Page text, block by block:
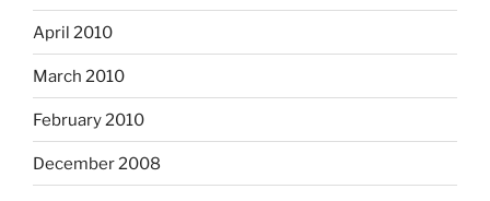
April 2010
March 2010
February 2010
December 2008